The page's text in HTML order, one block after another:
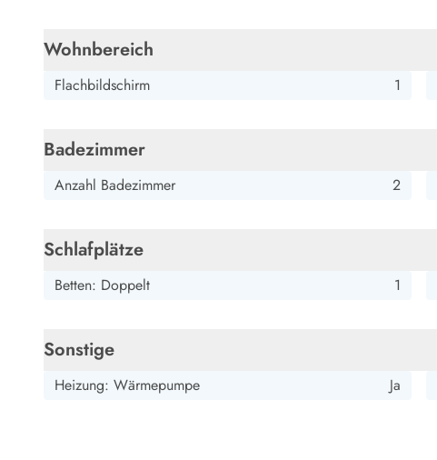
Esmark BjerregardEsmark Sondervig
Kontakt & Öffnungszeiten
Nachhaltigkeit
Das sagen unsere Gäste
Newsletter
Datenschutzerklärung
Impressum
Wohnbereich
Flachbildschirm 1
Badezimmer
Anzahl Badezimmer 2
Schlafplätze
Betten: Doppelt 1
Sonstige
Heizung: Wärmepumpe Ja